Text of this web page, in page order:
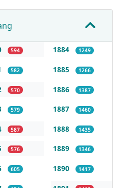
594
582
570
579
587
576
605
1884 1249
1885 1266
1886 1387
1887 1460
1888 1435
1889 1346
1890 1417